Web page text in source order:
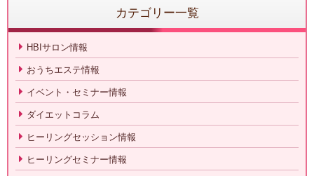
カテゴリー一覧
HBIサロン情報
おうちエステ情報
イベント・セミナー情報
ダイエットコラム
ヒーリングセッション情報
ヒーリングセミナー情報